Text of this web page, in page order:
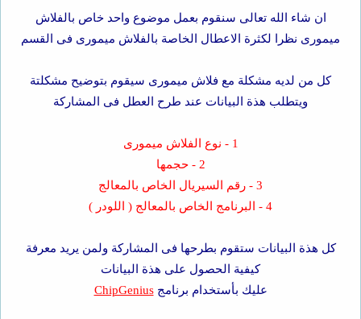
ان شاء الله تعالى سنقوم بعمل موضوع واحد خاص بالفلاش
ميمورى نظرا لكثرة الاعطال الخاصة بالفلاش ميمورى فى القسم
كل من لديه مشكلة مع فلاش ميمورى سيقوم بتوضيح مشكلتة
ويتطلب هذة البيانات عند طرح العطل فى المشاركة
1 - نوع الفلاش ميمورى
2 - حجمها
3 - رقم السيريال الخاص بالمعالج
4 - البرنامج الخاص بالمعالج ( اللودر )
كل هذة البيانات ستقوم بطرحها فى المشاركة ولمن يريد معرفة
كيفية الحصول على هذة البيانات
عليك بأستخدام برنامجChipGenius